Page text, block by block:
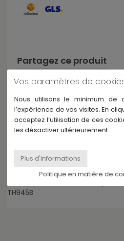
Partagez ce produit
Description
LHP6F3-UMS - Pack toms Live
support tom TH945B - Magma
TH945B
Vos paramètres de
Nous utilisons le minimum de
l’expérience de vos visites. En
acceptez l’utilisation de ces
les désactiver ultérieurement.
Politique en matière de